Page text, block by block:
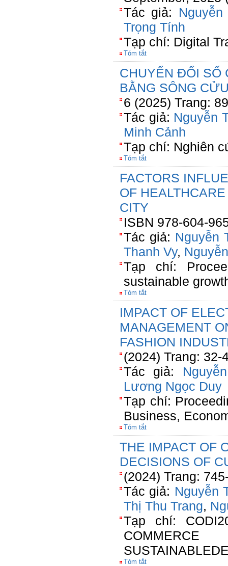
Tác giả:
Trọng Tính
Tạp chí: Digital
Tóm tắt
CHUYỂN ĐỔI SỐ
BẰNG SÔNG
6 (2025) Trang:
Tác giả: Nguyễn
Minh Cảnh
Tạp chí: Nghiên
Tóm tắt
FACTORS
OF
CITY
ISBN 978-604-
Tác giả: Nguyễn
Thanh Vy,
Tạp chí:
sustainable
Tóm tắt
IMPACT OF
MANAGEMENT
FASHION
(2024) Trang: 32-
Tác giả:
Lương Ngọc Duy
Tạp chí:
Business,
Tóm tắt
THE IMPACT OF
DECISIONS OF
(2024) Trang:
Tác giả: Nguyễn
Thị Thu Trang,
Tạp chí:
Tóm tắt